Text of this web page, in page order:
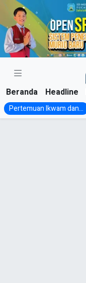
Skip
content
Beranda Headline
Pertemuan Ikwam dan...